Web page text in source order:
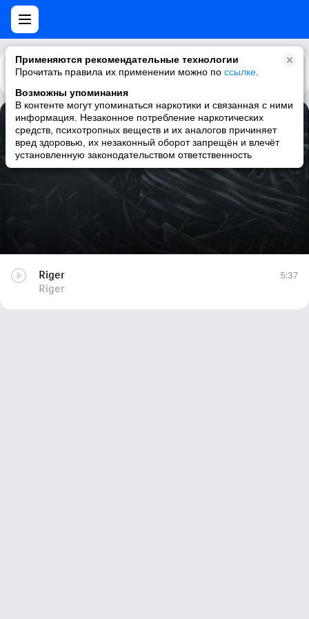
Применяются рекомендательные технологии
Прочитать правила их применении можно по ссылке
Возможны упоминания
В контенте могут упоминаться наркотики и связанная с ними
информация. Незаконное потребление наркотических
средств, психотропных веществ и их аналогов причиняет
вред здоровью, их незаконный оборот запрещён и влечёт
установленную законодательством ответственность
Каталог Рекомендации
Riger
Riger
Riger
Riger
5:37